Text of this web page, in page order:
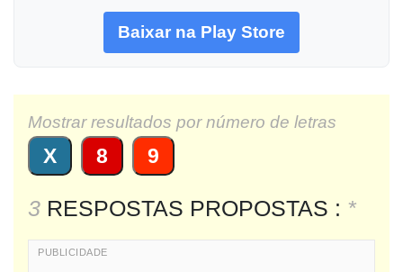
Baixar na Play Store
Mostrar resultados por número de letras
X 8 9
3 RESPOSTAS PROPOSTAS : *